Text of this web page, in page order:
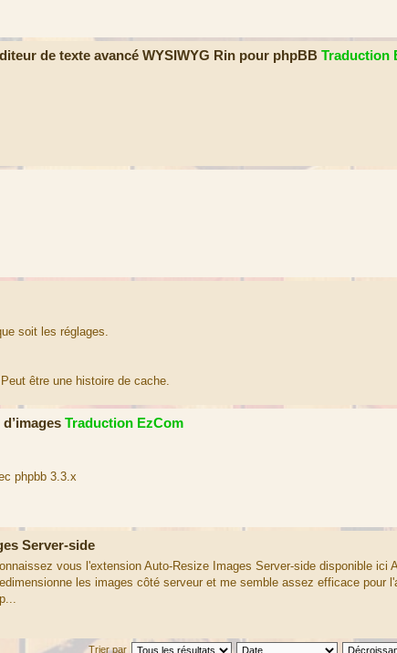
de texte avancé WYSIWYG Rin pour phpBB Traduction
soit les réglages.
être une histoire de cache.
Traduction EzCom
phpbb 3.3.x
Server-side
vous l'extension Auto-Resize Images Server-side disponible ici
les images côté serveur et me semble assez efficace pour
Trier par